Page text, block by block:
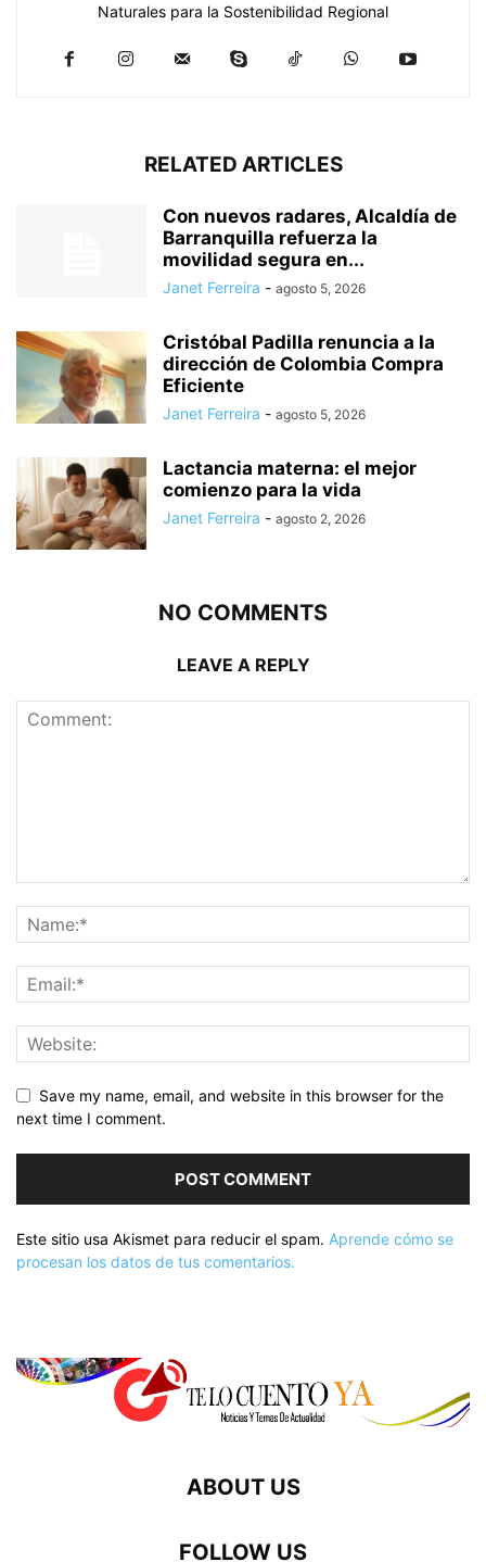
Naturales para la Sostenibilidad Regional
RELATED ARTICLES
Con nuevos radares, Alcaldía de
Barranquilla refuerza la
movilidad segura en...
Janet Ferreira - agosto 5, 2026
Cristóbal Padilla renuncia a la
dirección de Colombia Compra
Eficiente
Janet Ferreira - agosto 5, 2026
Lactancia materna: el mejor
comienzo para la vida
Janet Ferreira - agosto 2, 2026
NO COMMENTS
LEAVE A REPLY
Save my name, email, and website in this browser for the
next time I comment.
Este sitio usa Akismet para reducir el spam. Aprende cómo se
procesan los datos de tus comentarios.
ABOUT US
FOLLOW US